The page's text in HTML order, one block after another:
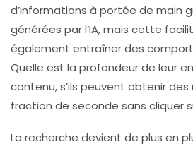
d’informations à portée de main
générées par l’IA, mais cette
également entraîner des
Quelle est la profondeur de leur
contenu, s’ils peuvent obtenir
fraction de seconde sans cliquer
La recherche devient de plus en